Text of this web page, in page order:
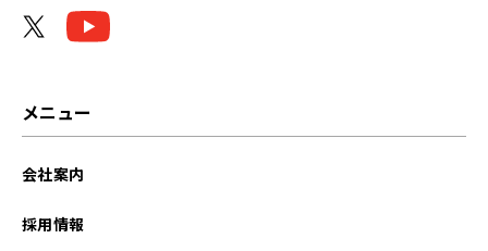
メニュー
会社案内
採用情報